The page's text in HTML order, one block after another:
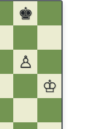
♚
♙
♔